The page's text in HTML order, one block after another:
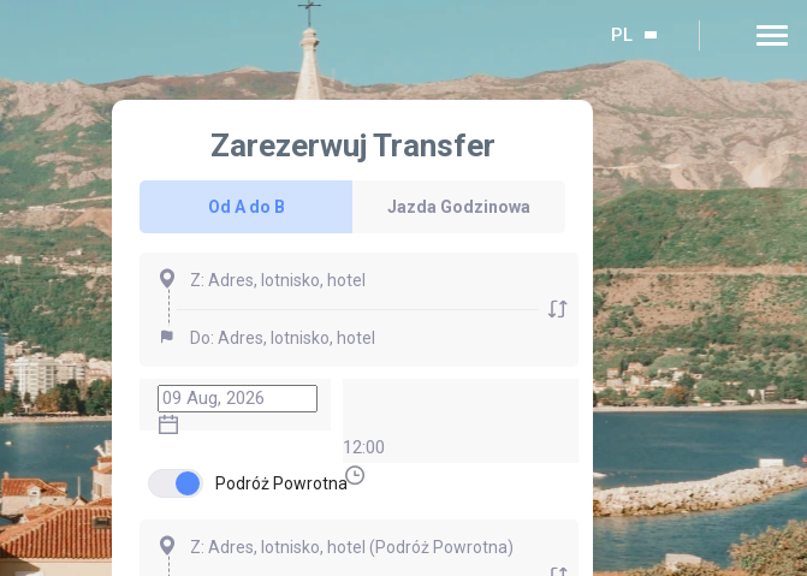
PL
Zarezerwuj Transfer
Od A do B Jazda Godzinowa
12:00
Podróż Powrotna